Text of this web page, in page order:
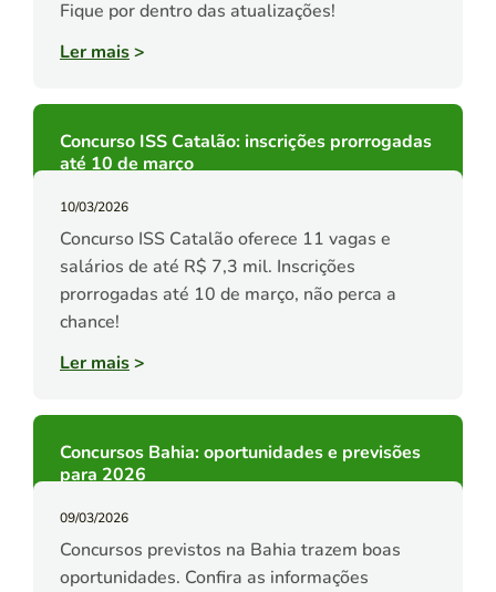
Fique por dentro das atualizações!
Ler mais>
Concurso ISS Catalão: inscrições prorrogadas
até 10 de março
10/03/2026
Concurso ISS Catalão oferece 11 vagas e
salários de até R$ 7,3 mil. Inscrições
prorrogadas até 10 de março, não perca a
chance!
Ler mais>
Concursos Bahia: oportunidades e previsões
para 2026
09/03/2026
Concursos previstos na Bahia trazem boas
oportunidades. Confira as informações